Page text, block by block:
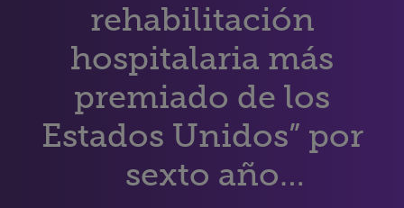
d
Recursos de salud
Acerca de nosotros
rehabilitación
hospitalaria más
premiado de los
Estados Unidos” por
sexto año